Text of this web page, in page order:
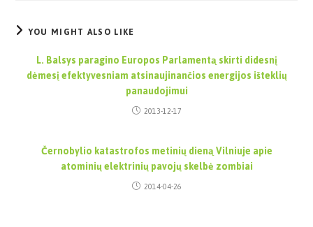
YOU MIGHT ALSO LIKE
L. Balsys paragino Europos Parlamentą skirti didesnį
dėmesį efektyvesniam atsinaujinančios energijos išteklių
panaudojimui
2013-12-17
Černobylio katastrofos metinių dieną Vilniuje apie
atominių elektrinių pavojų skelbė zombiai
2014-04-26